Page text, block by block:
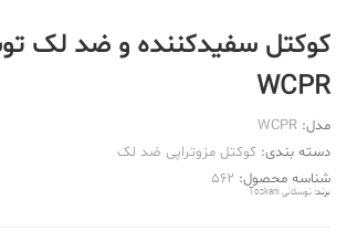
کوکتل سفیدکننده و ضد لک
WCPR
مدل: WCPR
دسته بندی: کوکتل مزوتراپی ضد لک
شناسه محصول: 562
برند: توسکانی Toskani